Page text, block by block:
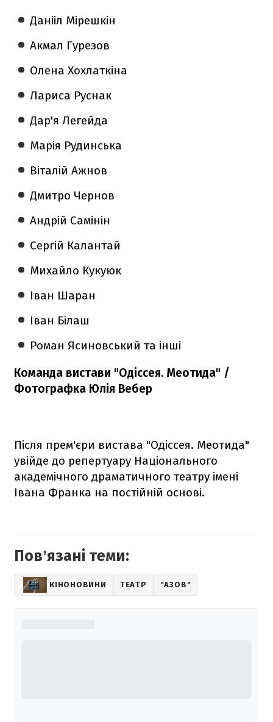
Данііл Мірешкін
Акмал Гурезов
Олена Хохлаткіна
Лариса Руснак
Дар'я Легейда
Марія Рудинська
Віталій Ажнов
Дмитро Чернов
Андрій Самінін
Сергій Калантай
Михайло Кукуюк
Іван Шаран
Іван Білаш
Роман Ясиновський та інші
Команда вистави "Одіссея. Меотида" /
Фотографка Юлія Вебер
Після прем'єри вистава "Одіссея. Меотида"
увійде до репертуару Національного
академічного драматичного театру імені
Івана Франка на постійній основі.
Повʼязані теми:
КІНОНОВИНИ ТЕАТР "АЗОВ"